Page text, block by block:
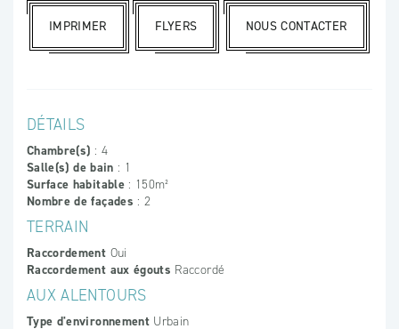
IMPRIMER FLYERS NOUS CONTACTER
DÉTAILS
Chambre(s) : 4
Salle(s) de bain : 1
Surface habitable: 150m²
Nombre de façades : 2
TERRAIN
Raccordement Oui
Raccordement aux égouts Raccordé
AUX ALENTOURS
Type d'environnement Urbain